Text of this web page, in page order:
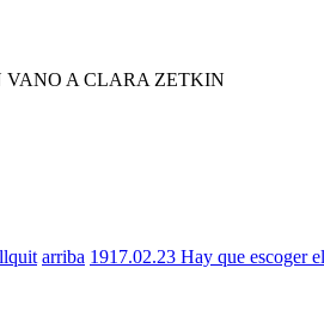
VANO A CLARA ZETKIN
arriba 1917.02.23 Hay que escoger